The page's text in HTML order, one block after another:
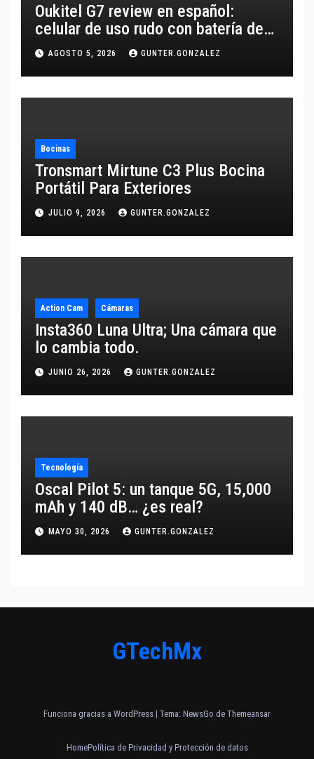
Oukitel G7 review en español:
celular de uso rudo con batería de
10,600 mAh
AGOSTO 5, 2026 GUNTER.GONZALEZ
Bocinas
Tronsmart Mirtune C3 Plus Bocina
Portátil Para Exteriores
JULIO 9, 2026 GUNTER.GONZALEZ
Action Cam Cámaras
Insta360 Luna Ultra; Una cámara que
lo cambia todo.
JUNIO 26, 2026 GUNTER.GONZALEZ
Tecnología
Oscal Pilot 5: un tanque 5G, 15,000
mAh y 140 dB… ¿es real?
MAYO 30, 2026 GUNTER.GONZALEZ
GTechMx
Funciona gracias a WordPress | Tema: NewsGo de Themeansar
HomePolítica de Privacidad y Protección de datos